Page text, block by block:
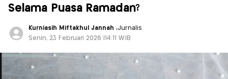
Selama Puasa Ramadan?
Kurniasih Miftakhul Jannah,Jurnalis
Senin, 23 Februari 2026 |14:11 WIB